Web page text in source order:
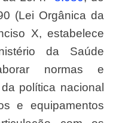
(Lei Orgânica da
X, estabelece
da Saúde
normas e
política nacional
e equipamentos